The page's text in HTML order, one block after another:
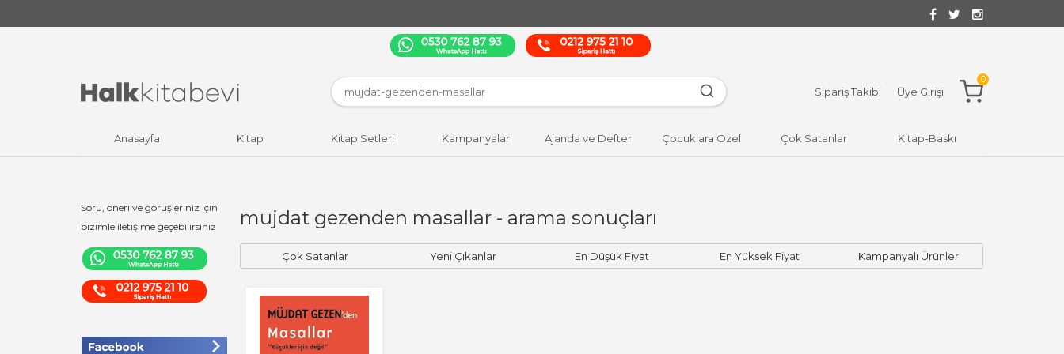
Sipariş Takibi Üye Girişi
0
Anasayfa Kitap Kitap Setleri Kampanyalar Ajanda ve Defter Çocuklara Özel Çok Satanlar Kitap-Baskı
Soru, öneri ve görüşleriniz için
bizimle iletişime geçebilirsiniz
mujdat gezenden masallar - arama sonuçları
Çok Satanlar Yeni Çıkanlar En Düşük Fiyat En Yüksek Fiyat Kampanyalı Ürünler